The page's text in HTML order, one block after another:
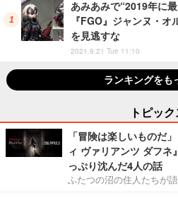
あみあみで“2019年に
『FGO』ジャンヌ・オ
を見逃すな
2021.9.21 Tue 11:10
ランキングをも
トピック
「冒険は楽しいものだ
ィ ヴァリアンツ ダフ
っぷり沈んだ4人の話
ふたつの沼の住人たちが語